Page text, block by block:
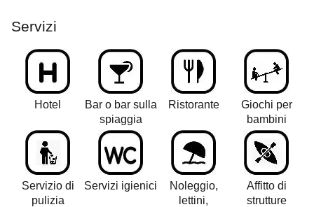
Servizi
Hotel
Bar o bar sulla
spiaggia
Ristorante
Giochi per
bambini
Servizio di
pulizia
Servizi igienici
Noleggio,
lettini,
Affitto di
strutture